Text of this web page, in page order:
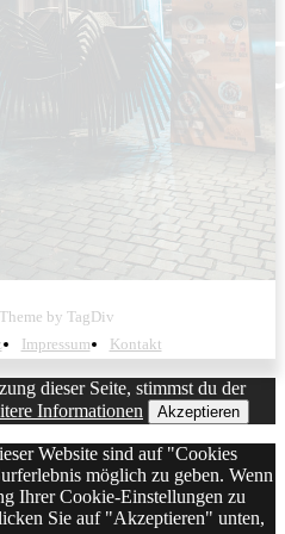
by TagDiv
Impressum Kontakt
dieser Seite, stimmst du der
Informationen Akzeptieren
Website sind auf "Cookies
möglich zu geben. Wenn
Ihrer Cookie-Einstellungen zu
Sie auf "Akzeptieren" unten,